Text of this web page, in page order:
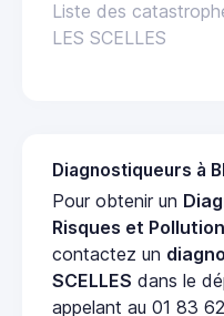
Liste des
LES SCELLES
Diagnostiqueurs à
Pour obtenir un
Risques et Pollution
contactez un
SCELLES dans le
appelant au 01 83